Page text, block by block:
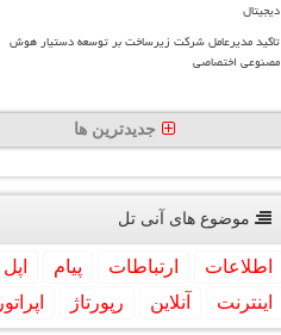
دیجیتال
تاکید مدیرعامل شرکت زیرساخت بر توسعه دستیار هوش
مصنوعی اختصاصی
جدیدترین ها
موضوع های آنی تل
اطلاعات ارتباطات پیام
اپل
اینترنت
آنلاین رپورتاژ اپراتور